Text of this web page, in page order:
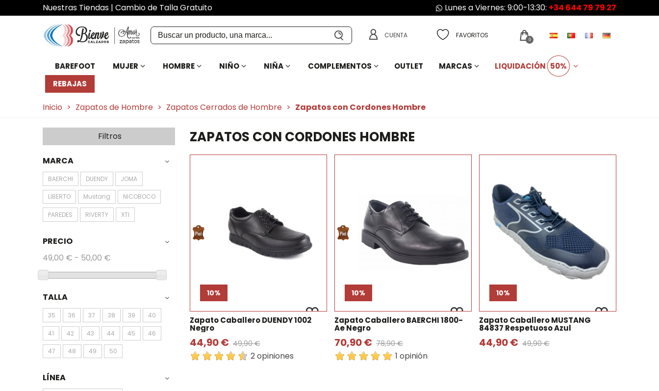
Nuestras Tiendas | Cambio de Talla Gratuito Lunes a Viernes: 9:00-13:30: +34 644 79 79 27
CUENTA FAVORITOS 0
BAREFOOT MUJER HOMBRE NIÑO NIÑA COMPLEMENTOS OUTLET MARCAS LIQUIDACIÓN 50%
REBAJAS
Inicio > Zapatos de Hombre > Zapatos Cerrados de Hombre > Zapatos con Cordones Hombre
Filtros
MARCA
BAERCHI DUENDY JOMA
LIBERTO Mustang NICOBOCO
PAREDES RIVERTY XTI
PRECIO
49,00 € - 50,00 €
TALLA
35 36 37 38 39 40
41 42 43 44 45 46
47 48 49 50
LÍNEA
ZAPATOS CON CORDONES HOMBRE
10%
Zapato Caballero DUENDY 1002
Negro
44,90 € 49,90 €
2 opiniones
10%
Zapato Caballero BAERCHI 1800-
Ae Negro
70,90 € 78,90 €
1 opinión
10%
Zapato Caballero MUSTANG
84837 Respetuoso Azul
44,90 € 49,90 €